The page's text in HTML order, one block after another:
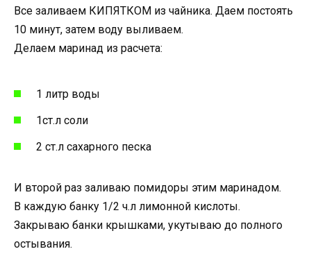
Все заливаем КИПЯТКОМ из чайника. Даем постоять
10 минут, затем воду выливаем.
Делаем маринад из расчета:
1 литр воды
1ст.л соли
2 ст.л сахарного песка
И второй раз заливаю помидоры этим маринадом.
В каждую банку 1/2 ч.л лимонной кислоты.
Закрываю банки крышками, укутываю до полного
остывания.